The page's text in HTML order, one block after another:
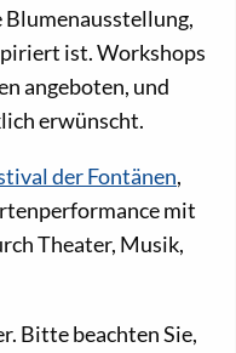
ist. Workshops
angeboten, und
erwünscht.
der Fontänen,
mit
Theater, Musik,
Bitte beachten Sie,